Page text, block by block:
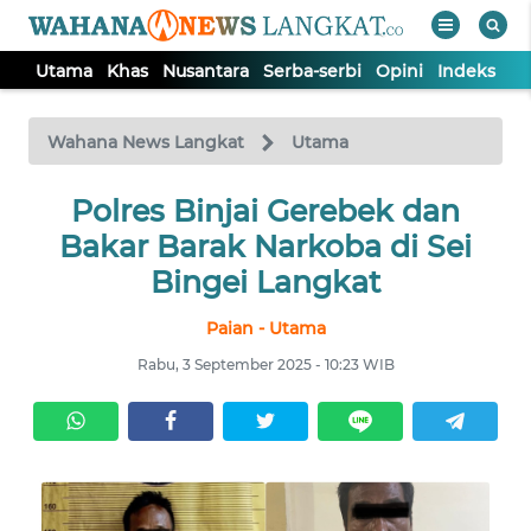
Utama Khas Nusantara Serba-serbi Opini Indeks
Wahana News Langkat Utama
Polres Binjai Gerebek dan
Bakar Barak Narkoba di Sei
Bingei Langkat
Paian - Utama
Rabu, 3 September 2025 - 10:23 WIB
TV
Tutup
UTAMA
SERBA-
SERBI
OPINI